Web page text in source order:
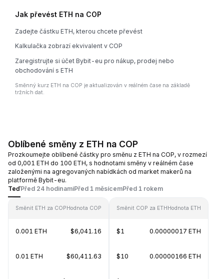
Jak převést ETH na COP
Zadejte částku ETH, kterou chcete převést
Kalkulačka zobrazí ekvivalent v COP
Zaregistrujte si účet Bybit-eu pro nákup, prodej nebo
obchodování s ETH
Směnný kurz ETH na COP je aktualizován v reálném čase na základě
tržních dat.
Oblíbené směny z ETH na COP
Prozkoumejte oblíbené částky pro směnu z ETH na COP, v rozmezí
od 0,001 ETH do 100 ETH, s hodnotami směny v reálném čase
založenými na agregovaných nabídkách od market makerů na
platformě Bybit-eu.
TeďPřed 24 hodinamiPřed 1 měsícemPřed 1 rokem
Směnit ETH za COPHodnota COP
0.001 ETH $6,041.16
0.01 ETH $60,411.63
Směnit COP za ETHHodnota ETH
$1 0.00000017 ETH
$10 0.00000166 ETH